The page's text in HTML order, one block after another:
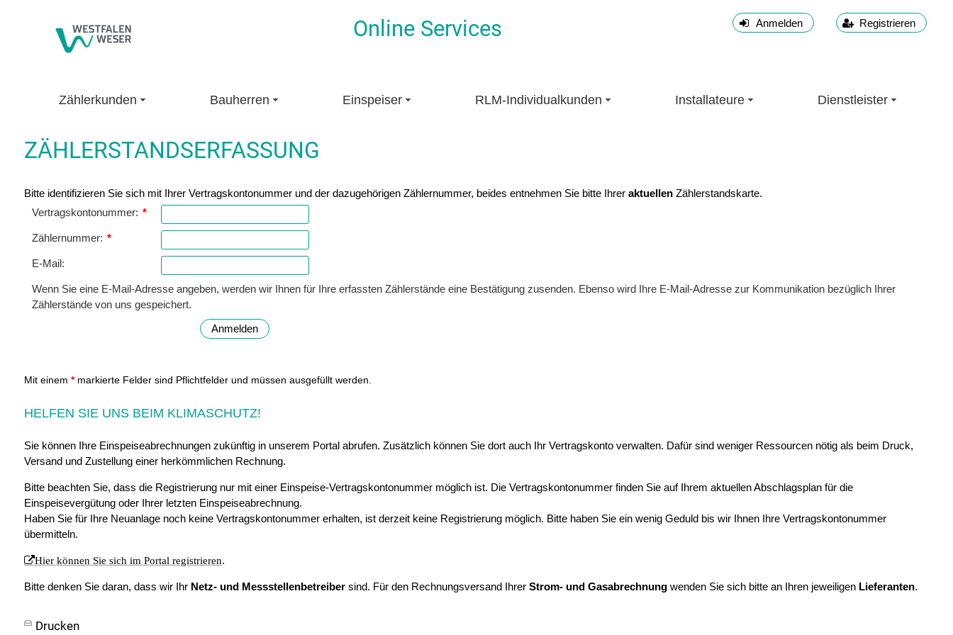
Online Services Anmelden Registrieren
Zählerkunden Bauherren Einspeiser RLM-Individualkunden Installateure Dienstleister
ZÄHLERSTANDSERFASSUNG
Bitte identifizieren Sie sich mit Ihrer Vertragskontonummer und der dazugehörigen Zählernummer, beides entnehmen Sie bitte Ihrer aktuellen Zählerstandskarte.
Vertragskontonummer: *
Zählernummer: *
E-Mail:
Wenn Sie eine E-Mail-Adresse angeben, werden wir Ihnen für Ihre erfassten Zählerstände eine Bestätigung zusenden. Ebenso wird Ihre E-Mail-Adresse zur Kommunikation bezüglich Ihrer
Zählerstände von uns gespeichert.
Anmelden
Mit einem *markierte Felder sind Pflichtfelder und müssen ausgefüllt werden.
HELFEN SIE UNS BEIM KLIMASCHUTZ!
Sie können Ihre Einspeiseabrechnungen zukünftig in unserem Portal abrufen. Zusätzlich können Sie dort auch Ihr Vertragskonto verwalten. Dafür sind weniger Ressourcen nötig als beim Druck,
Versand und Zustellung einer herkömmlichen Rechnung.
Bitte beachten Sie, dass die Registrierung nur mit einer Einspeise-Vertragskontonummer möglich ist. Die Vertragskontonummer finden Sie auf Ihrem aktuellen Abschlagsplan für die
Einspeisevergütung oder Ihrer letzten Einspeiseabrechnung.
Haben Sie für Ihre Neuanlage noch keine Vertragskontonummer erhalten, ist derzeit keine Registrierung möglich. Bitte haben Sie ein wenig Geduld bis wir Ihnen Ihre Vertragskontonummer
übermitteln.
Hier können Sie sich im Portal registrieren.
Bitte denken Sie daran, dass wir Ihr Netz- und Messstellenbetreiber sind. Für den Rechnungsversand Ihrer Strom- und Gasabrechnung wenden Sie sich bitte an Ihren jeweiligen Lieferanten.
Drucken